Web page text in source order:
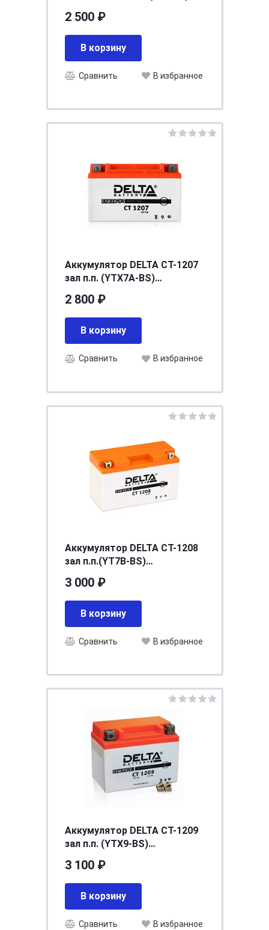
2 500 ₽
В корзину
Сравнить В избранное
Аккумулятор DELTA СТ-1207
зал п.п. (YTX7A-BS)
2 800 ₽
В корзину
Сравнить В избранное
Аккумулятор DELTA СТ-1208
зал п.п.(YT7B-BS)
3 000 ₽
В корзину
Сравнить В избранное
Аккумулятор DELTA СТ-1209
зал п.п. (YTX9-BS)
3 100 ₽
В корзину
Сравнить В избранное